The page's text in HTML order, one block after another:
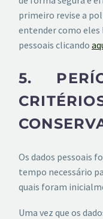
primeiro revise a
entender como
pessoais clicando
5.
Os dados pessoais
tempo necessário
quais foram
Uma vez que os